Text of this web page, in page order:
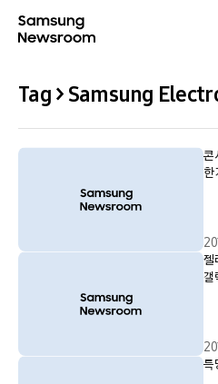
Tag > Samsung
콘
한
젤
갤
특